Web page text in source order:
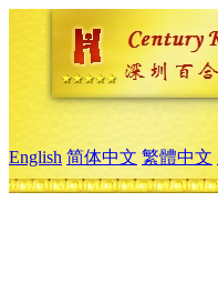
English 简体中文 繁體中文